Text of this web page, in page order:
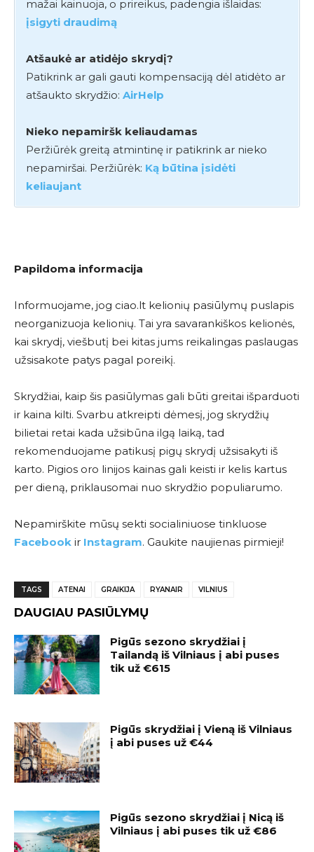
mažai kainuoja, o prireikus, padengia išlaidas:
įsigyti draudimą
Atšaukė ar atidėjo skrydį?
Patikrink ar gali gauti kompensaciją dėl atidėto ar
atšaukto skrydžio: AirHelp
Nieko nepamiršk keliaudamas
Peržiūrėk greitą atmintinę ir patikrink ar nieko
nepamiršai. Peržiūrėk: Ką būtina įsidėti
keliaujant
Papildoma informacija
Informuojame, jog ciao.lt kelionių pasiūlymų puslapis
neorganizuoja kelionių. Tai yra savarankiškos kelionės,
kai skrydį, viešbutį bei kitas jums reikalingas paslaugas
užsisakote patys pagal poreikį.
Skrydžiai, kaip šis pasiūlymas gali būti greitai išparduoti
ir kaina kilti. Svarbu atkreipti dėmesį, jog skrydžių
bilietai retai kada užsibūna ilgą laiką, tad
rekomenduojame patikusį pigų skrydį užsisakyti iš
karto. Pigios oro linijos kainas gali keisti ir kelis kartus
per dieną, priklausomai nuo skrydžio populiarumo.
Nepamirškite mūsų sekti socialiniuose tinkluose
Facebook ir Instagram. Gaukite naujienas pirmieji!
TAGS ATENAI GRAIKIJA RYANAIR VILNIUS
DAUGIAU PASIŪLYMŲ
Pigūs sezono skrydžiai į
Tailandą iš Vilniaus į abi puses
tik už €615
Pigūs skrydžiai į Vieną iš Vilniaus
į abi puses už €44
Pigūs sezono skrydžiai į Nicą iš
Vilniaus į abi puses tik už €86